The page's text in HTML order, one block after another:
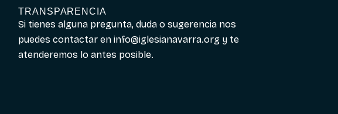
TRANSPARENCIA
Si tienes alguna pregunta, duda o sugerencia nos
puedes contactar eninfo@iglesianavarra.org y te
atenderemos lo antes posible.